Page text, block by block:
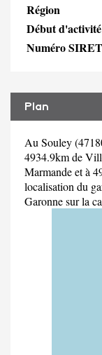
Région
Début d'activité
Numéro SIRET
Plan
Au Souley
4934.9km de
Marmande et à
localisation du
Garonne sur la